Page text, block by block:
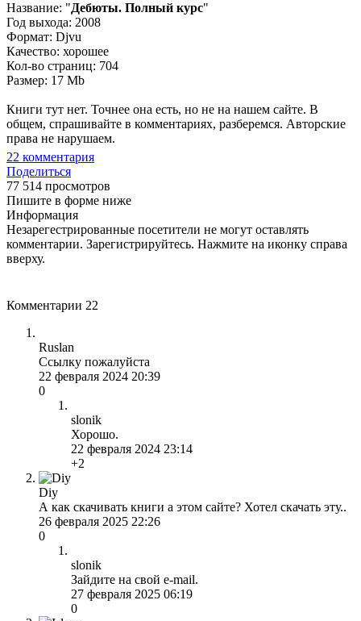
Название: "Дебюты. Полный курс"
Год выхода: 2008
Формат: Djvu
Качество: хорошее
Кол-во страниц: 704
Размер: 17 Mb
Книги тут нет. Точнее она есть, но не на нашем сайте. В
общем, спрашивайте в комментариях, разберемся. Авторские
права не нарушаем.
22 комментария
Поделиться
77 514 просмотров
Пишите в форме ниже
Информация
Незарегестрированные посетители не могут оставлять
комментарии. Зарегистрируйтесь. Нажмите на иконку справа
вверху.
Комментарии 22
Ruslan
Ссылку пожалуйста
22 февраля 2024 20:39
0
slonik
Хорошо.
22 февраля 2024 23:14
+2
Diy
А как скачивать книги а этом сайте? Хотел скачать эту..
26 февраля 2025 22:26
0
slonik
Зайдите на свой e-mail.
27 февраля 2025 06:19
0